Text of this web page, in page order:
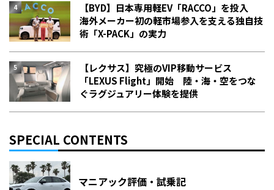
【BYD】日本専用軽EV「RACCO」を投入
海外メーカー初の軽市場参入を支える独自技
術「X-PACK」の実力
【レクサス】究極のVIP移動サービス
「LEXUS Flight」開始 陸・海・空をつな
ぐラグジュアリー体験を提供
SPECIAL CONTENTS
マニアック評価・試乗記